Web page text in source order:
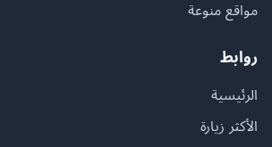
مواقع منوعة
روابط
الرئيسية
الأكثر زيارة